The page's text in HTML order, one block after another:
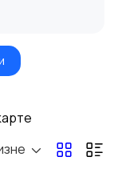
кожей